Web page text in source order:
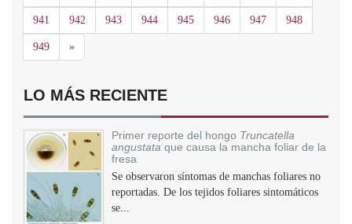
941 942 943 944 945 946 947 948
949 »Siguiente
LO MÁS RECIENTE
Primer reporte del hongo Truncatella
angustata que causa la mancha foliar de la
fresa
Se observaron síntomas de manchas foliares no
reportadas. De los tejidos foliares sintomáticos
se...